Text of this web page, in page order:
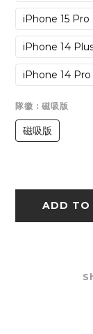
iPhone 15 Pro
iPhone 14
iPhone 14
隊徽 : 磁吸版
磁吸版
ADD TO